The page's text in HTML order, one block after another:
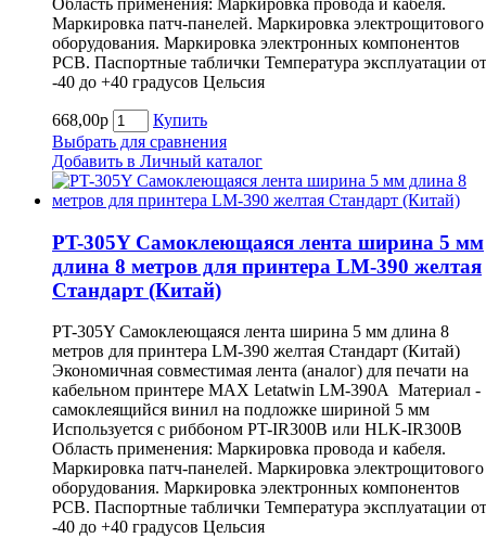
Область применения: Маркировка провода и кабеля.
Маркировка патч-панелей. Маркировка электрощитового
оборудования. Маркировка электронных компонентов
РСВ. Паспортные таблички Температура эксплуатации от
-40 до +40 градусов Цельсия
668,00р
Купить
Выбрать для сравнения
Добавить в Личный каталог
PT-305Y Самоклеющаяся лента ширина 5 мм
длина 8 метров для принтера LM-390 желтая
Cтандарт (Китай)
PT-305Y Самоклеющаяся лента ширина 5 мм длина 8
метров для принтера LM-390 желтая Cтандарт (Китай)
Экономичная совместимая лента (аналог) для печати на
кабельном принтере MAX Letatwin LM-390A Материал -
самоклеящийся винил на подложке шириной 5 мм
Используется с риббоном PT-IR300B или HLK-IR300B
Область применения: Маркировка провода и кабеля.
Маркировка патч-панелей. Маркировка электрощитового
оборудования. Маркировка электронных компонентов
РСВ. Паспортные таблички Температура эксплуатации от
-40 до +40 градусов Цельсия